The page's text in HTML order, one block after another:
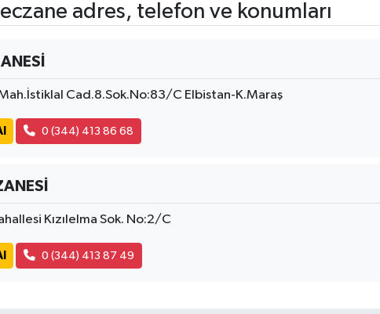
adres, telefon ve konumları
Cad.8.Sok.No:83/C Elbistan-K.Maraş
0 (344) 413 86 68
Kızılelma Sok. No:2/C
0 (344) 413 87 49